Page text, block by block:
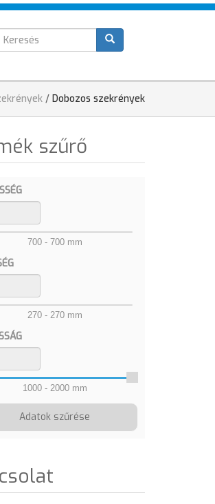
/ Dobozos szekrények
szűrő
700 - 700 mm
270 - 270 mm
1000 - 2000 mm
Adatok szűrése